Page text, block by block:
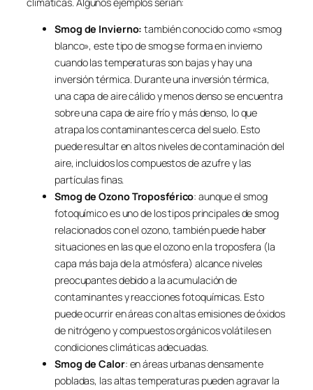
Smog de Invierno: también conocido como «smog
blanco», este tipo de smog se forma en invierno
cuando las temperaturas son bajas y hay una
inversión térmica. Durante una inversión térmica,
una capa de aire cálido y menos denso se encuentra
sobre una capa de aire frío y más denso, lo que
atrapa los contaminantes cerca del suelo. Esto
puede resultar en altos niveles de contaminación del
aire, incluidos los compuestos de azufre y las
partículas finas.
Smog de Ozono Troposférico: aunque el smog
fotoquímico es uno de los tipos principales de smog
relacionados con el ozono, también puede haber
situaciones en las que el ozono en la troposfera (la
capa más baja de la atmósfera) alcance niveles
preocupantes debido a la acumulación de
contaminantes y reacciones fotoquímicas. Esto
puede ocurrir en áreas con altas emisiones de óxidos
de nitrógeno y compuestos orgánicos volátiles en
condiciones climáticas adecuadas.
Smog de Calor: en áreas urbanas densamente
pobladas, las altas temperaturas pueden agravar la